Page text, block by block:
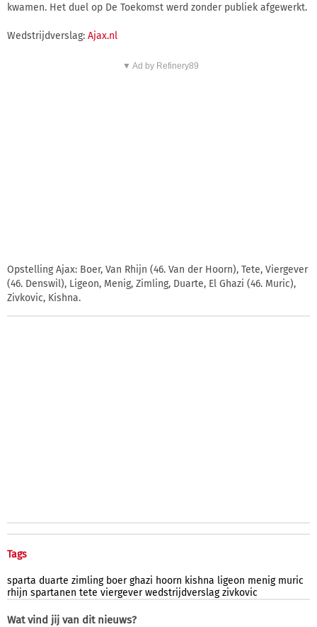
kwamen. Het duel op De Toekomst werd zonder publiek afgewerkt.
Wedstrijdverslag: Ajax.nl
▼ Ad by Refinery89
Opstelling Ajax: Boer, Van Rhijn (46. Van der Hoorn), Tete, Viergever
(46. Denswil), Ligeon, Menig, Zimling, Duarte, El Ghazi (46. Muric),
Zivkovic, Kishna.
Tags
sparta duarte zimling boer ghazi hoorn kishna ligeon menig muric
rhijn spartanen tete viergever wedstrijdverslag zivkovic
Wat vind jij van dit nieuws?